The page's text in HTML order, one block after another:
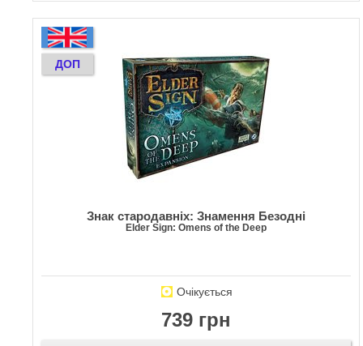
ДОП
Знак стародавніх: Знамення Безодні
Elder Sign: Omens of the Deep
Очікується
739 грн